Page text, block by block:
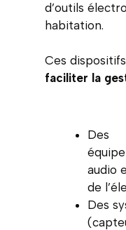
d’outils
habitation.
Ces
faciliter la
Des
audio
de
Des